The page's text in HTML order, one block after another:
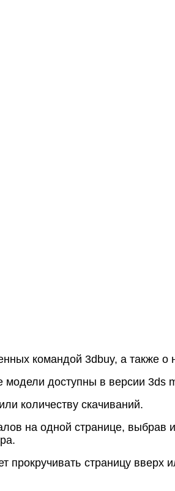
командой 3dbuy, а также о
доступны в версии 3ds
количеству скачиваний.
на одной странице,
страницу вверх